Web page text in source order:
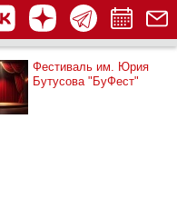
Фестиваль им. Юрия
Бутусова "БуФест"